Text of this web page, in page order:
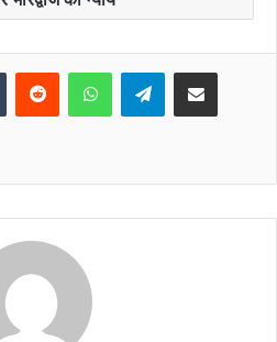
Tumblr Reddit WhatsAppTelegramShare via Email